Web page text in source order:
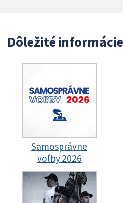
Dôležité informácie
Samosprávne
voľby 2026